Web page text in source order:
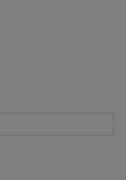
płatności